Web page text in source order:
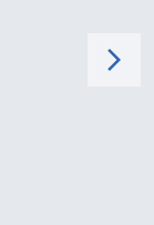
arrow_forward_ios